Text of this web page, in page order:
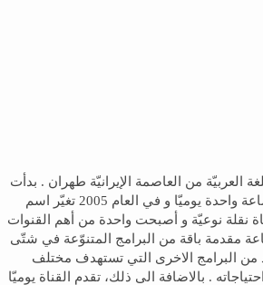
العربيّة من العاصمة الإیرانيّة طهران . بدأت
نشاطاتها في العام 1980 باسم قناة "سحر " حيث کانت تبث ساعة واحدة یومیّا و في العام 2005 تغيّر اسم
" الفضائيّة . في العام 2010 أحدثت القناة نقلة نوعیّة و أصبحت واحدة من أهم القنوات
الرائدة و أکثرها انتشارا و تأثيرا و بدأت تبث 24/24 ساعة مقدمة باقة من البرامج المتنوّعة في شتّى
من البرامج الاخری التي تستهدف مختلف
. بالاضافة الى ذلك، تقدم القناة یوميّا